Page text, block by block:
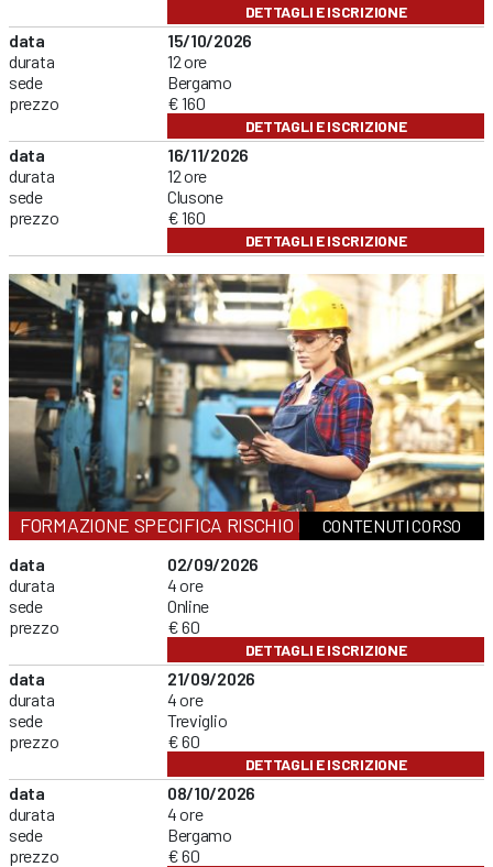
DETTAGLI E ISCRIZIONE
data
durata
sede
prezzo
15/10/2026
12 ore
Bergamo
€ 160
DETTAGLI E ISCRIZIONE
data
durata
sede
prezzo
16/11/2026
12 ore
Clusone
€ 160
DETTAGLI E ISCRIZIONE
FORMAZIONE SPECIFICA RISCHIO BASSOCONTENUTI CORSO
data
durata
sede
prezzo
02/09/2026
4 ore
Online
€ 60
DETTAGLI E ISCRIZIONE
data
durata
sede
prezzo
21/09/2026
4 ore
Treviglio
€ 60
DETTAGLI E ISCRIZIONE
data
durata
sede
prezzo
08/10/2026
4 ore
Bergamo
€ 60